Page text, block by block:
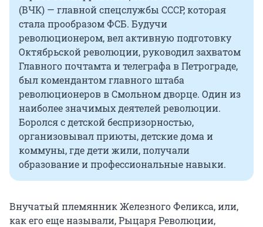
(ВЧК) — главной спецслужбы СССР, которая
стала прообразом ФСБ. Будучи
революционером, вел активную подготовку
Октябрьской революции, руководил захватом
Главного почтамта и телеграфа в Петрограде,
был комендантом главного штаба
революционеров в Смольном дворце. Один из
наиболее значимых деятелей революции.
Боролся с детской беспризорностью,
организовывал приюты, детские дома и
коммуны, где дети жили, получали
образование и профессиональные навыки.
Внучатый племянник Железного Феликса, или,
как его еще называли, Рыцаря Революции,